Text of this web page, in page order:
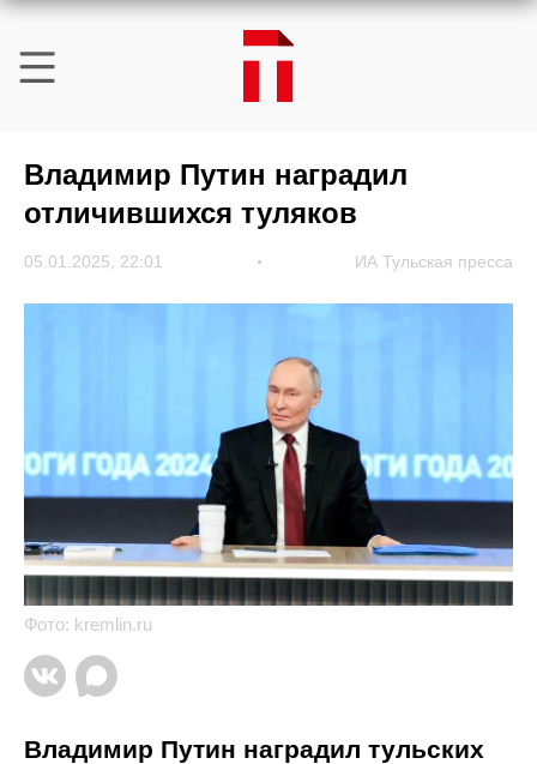
Владимир Путин наградил
отличившихся туляков
05.01.2025, 22:01 ИА Тульская пресса
Фото: kremlin.ru
Владимир Путин наградил тульских